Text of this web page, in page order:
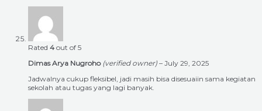
Rated 4 out of 5
Dimas Arya Nugroho (verified owner) – July 29, 2025
Jadwalnya cukup fleksibel, jadi masih bisa disesuaiin sama kegiatan
sekolah atau tugas yang lagi banyak.